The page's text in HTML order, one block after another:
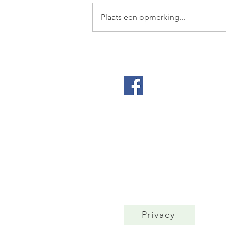
Plaats een opmerking...
Privacy